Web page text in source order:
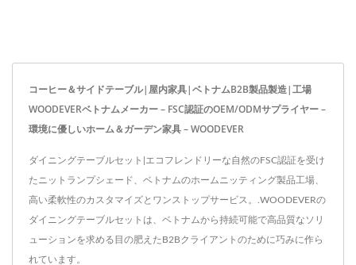
コーヒー＆サイドテーブル|屋内家具|ベトナムB2B製品製造|工場
WOODEVERベトナムメーカー – FSC認証のOEM/ODMサプライヤー –
環境に優しいホーム＆ガーデン家具 – WOODEVER
ダイニングテーブルセット|エコフレンドリーな自然のFSC認証を受け
たニットランプシェード、ベトナムのホームニッティング製品工場、
高い柔軟性のカスタマイズとワンストップサービス。.WOODEVERの
ダイニングテーブルセットは、ベトナムから持続可能で高品質なソリ
ューションを求める目の肥えたB2Bクライアントのために巧みに作ら
れています。